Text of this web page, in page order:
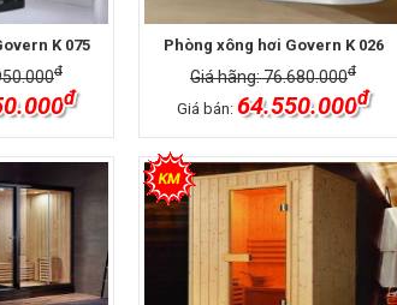
K 075
đ
đ
Phòng xông hơi Govern K 026
Giá hãng: 76.680.000đ
Giá bán: 64.550.000đ